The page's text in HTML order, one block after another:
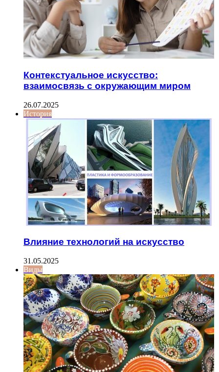
Контекстуальное искусство:
взаимосвязь с окружающим миром
26.07.2025
История
Влияние технологий на искусство
31.05.2025
Виды